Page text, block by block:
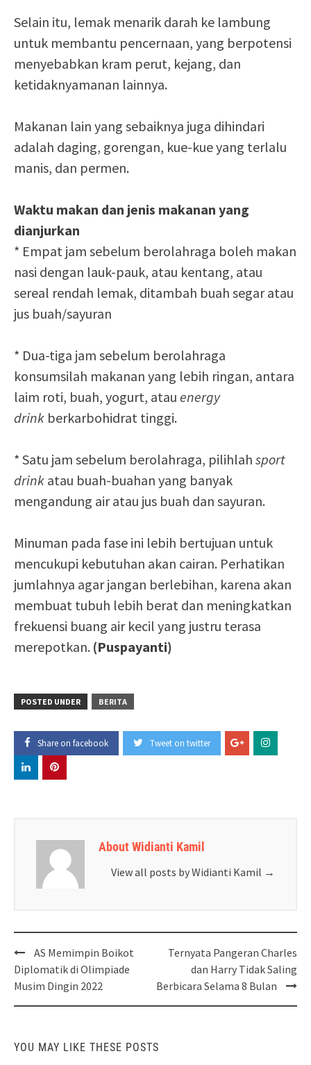
Selain itu, lemak menarik darah ke lambung
untuk membantu pencernaan, yang berpotensi
menyebabkan kram perut, kejang, dan
ketidaknyamanan lainnya.
Makanan lain yang sebaiknya juga dihindari
adalah daging, gorengan, kue-kue yang terlalu
manis, dan permen.
Waktu makan dan jenis makanan yang
dianjurkan
* Empat jam sebelum berolahraga boleh makan
nasi dengan lauk-pauk, atau kentang, atau
sereal rendah lemak, ditambah buah segar atau
jus buah/sayuran
* Dua-tiga jam sebelum berolahraga
konsumsilah makanan yang lebih ringan, antara
laim roti, buah, yogurt, atau energy
drink berkarbohidrat tinggi.
* Satu jam sebelum berolahraga, pilihlah sport
drink atau buah-buahan yang banyak
mengandung air atau jus buah dan sayuran.
Minuman pada fase ini lebih bertujuan untuk
mencukupi kebutuhan akan cairan. Perhatikan
jumlahnya agar jangan berlebihan, karena akan
membuat tubuh lebih berat dan meningkatkan
frekuensi buang air kecil yang justru terasa
merepotkan. (Puspayanti)
POSTED UNDER BERITA
Share on facebook Tweet on twitter
About Widianti Kamil
View all posts by Widianti Kamil →
Post
navigation
AS Memimpin Boikot
Diplomatik di Olimpiade
Musim Dingin 2022
Ternyata Pangeran Charles
dan Harry Tidak Saling
Berbicara Selama 8 Bulan
YOU MAY LIKE THESE POSTS